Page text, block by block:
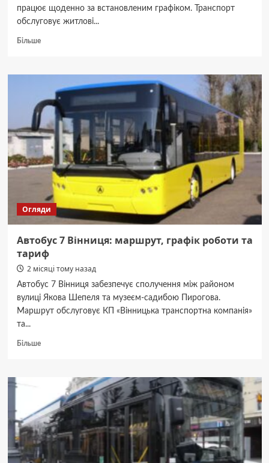
працює щоденно за встановленим графіком. Транспорт
обслуговує житлові...
БільшеДокладніше
5А
маршрут,
час
руху
та
вартість
проїзду
Огляди
Автобус 7 Вінниця: маршрут, графік роботи та
тариф
2 місяці тому назад
Автобус 7 Вінниця забезпечує сполучення між районом
вулиці Якова Шепеля та музеєм-садибою Пирогова.
Маршрут обслуговує КП «Вінницька транспортна компанія»
та...
БільшеДокладніше
Вінниця:
маршрут,
графік
роботи
та
тариф